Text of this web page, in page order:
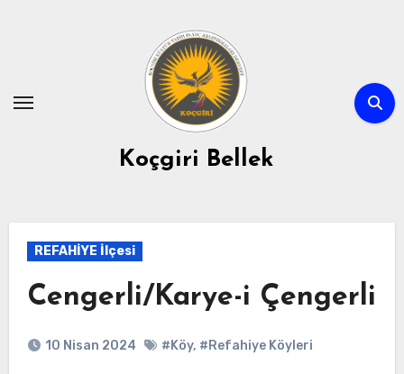
Koçgiri Bellek
REFAHİYE İlçesi
Cengerli/Karye-i Çengerli
10 Nisan 2024 #Köy, #Refahiye Köyleri